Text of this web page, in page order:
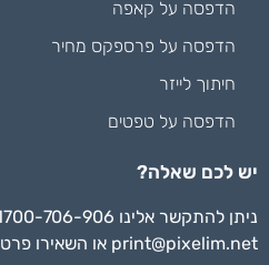
הדפסה על קאפה
הדפסה על פרספקס מחיר
חיתוך לייזר
הדפסה על טפטים
יש לכם שאלה?
ניתן להתקשר אלינו 1700-706-906 , לשלוח מייל
print@pixelim.net או השאירו